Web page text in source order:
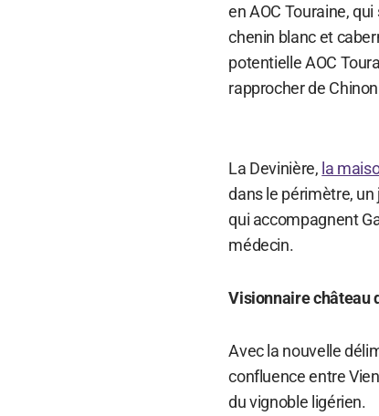
en AOC Touraine,
chenin blanc et
potentielle AOC
rapprocher de
La Devinière, la
dans le périmètre,
qui accompagnent
médecin.
Visionnaire château
Avec la nouvelle
confluence entre
du vignoble ligérien.